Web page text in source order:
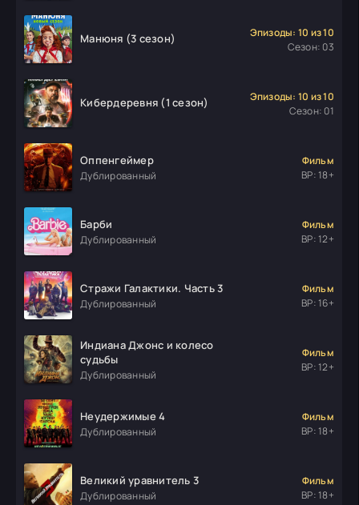
Манюня (3 сезон)
Эпизоды: 10 из 10
Сезон: 03
Кибердеревня (1 сезон)
Эпизоды: 10 из 10
Сезон: 01
Оппенгеймер
Дублированный
Фильм
ВР: 18+
Барби
Дублированный
Фильм
ВР: 12+
Стражи Галактики. Часть 3
Дублированный
Фильм
ВР: 16+
Индиана Джонс и колесо
судьбы
Дублированный
Фильм
ВР: 12+
Неудержимые 4
Дублированный
Фильм
ВР: 18+
Великий уравнитель 3
Дублированный
Фильм
ВР: 18+